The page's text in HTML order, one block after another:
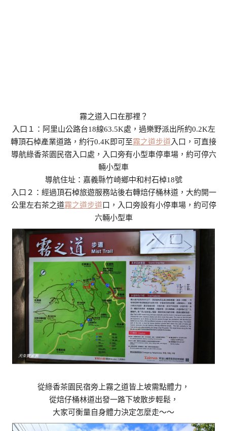
霧之道入口在那裡？
入口１：阿里山公路台18線63.5K處，過樂野派出所約0.2K左
轉頂石棹產業道路，約行0.4K即可至霧之道步道入口，可直接
導航綠香茶園民宿入口處，入口旁有小型車停車場，約可停六
輛小型車
導航住址：嘉義縣竹崎鄉中和村石棹18號
入口２：經過頂石棹旅遊服務站後右轉焙仔桶林道，大約開一
公里左右茶之道霧之道步道口，入口旁設有小停車場，約可停
六輛小型車
從綠香茶園民宿旁上霧之道皆上坡需點體力，
從焙仔桶林道出發一路下坡散步輕鬆，
大家可衡量自身體力決定怎麼走～～